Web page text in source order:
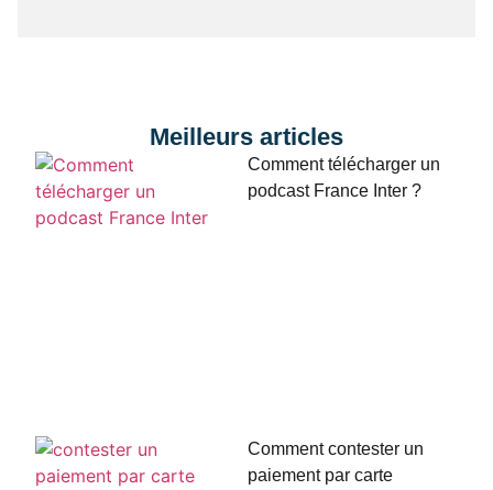
Meilleurs articles
Comment télécharger un
podcast France Inter ?
Comment contester un
paiement par carte